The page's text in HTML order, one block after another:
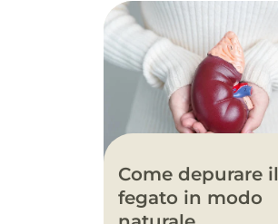
Come depurare il
fegato in modo